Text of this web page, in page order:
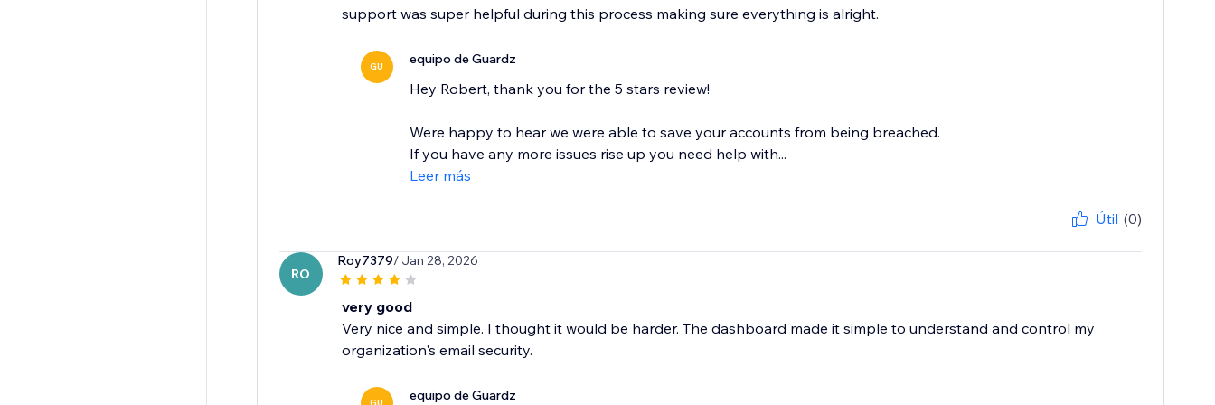
support was super helpful during this process making sure everything is alright.
GU equipo de Guardz
Hey Robert, thank you for the 5 stars review!
Were happy to hear we were able to save your accounts from being breached.
If you have any more issues rise up you need help with...
Leer más
Útil (0)
RO
Roy7379/ Jan 28, 2026
very good
Very nice and simple. I thought it would be harder. The dashboard made it simple to understand and control my
organization's email security.
equipo de Guardz